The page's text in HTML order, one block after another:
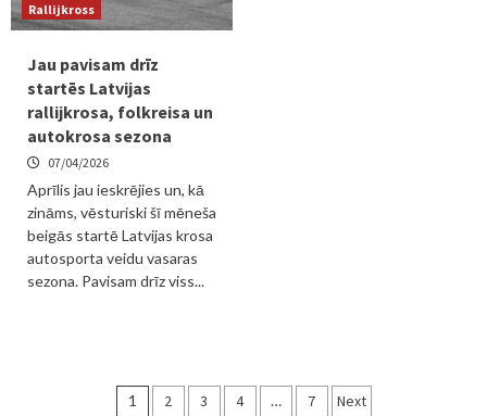
Rallijkross
Jau pavisam drīz
startēs Latvijas
rallijkrosa, folkreisa un
autokrosa sezona
07/04/2026
Aprīlis jau ieskrējies un, kā
zināms, vēsturiski šī mēneša
beigās startē Latvijas krosa
autosporta veidu vasaras
sezona. Pavisam drīz viss...
Ziņu
1 2 3 4 … 7 Next